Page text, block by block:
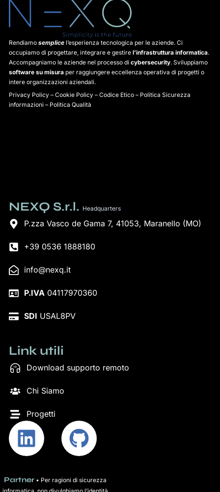
Rendiamo semplice l’esperienza tecnologica per le aziende. Ci
occupiamo di progettare, integrare e gestire l’infrastruttura informatica.
Accompagniamo le aziende nel processo di cybersecurity. Sviluppiamo
software su misura per raggiungere eccellenza operativa di progetti o
intere organizzazioni aziendali.
Privacy Policy – Cookie Policy – Codice Etico – Politica Sicurezza
informazioni – Politica Qualità
NEXQ S.r.l. Headquarters
P.zza Vasco de Gama 7, 41053, Maranello (MO)
+39 0536 1888180
info@nexq.it
P.IVA 04117970360
SDI USAL8PV
Link utili
Download supporto remoto
Chi Siamo
Progetti
Partner• Per ragioni di sicurezza